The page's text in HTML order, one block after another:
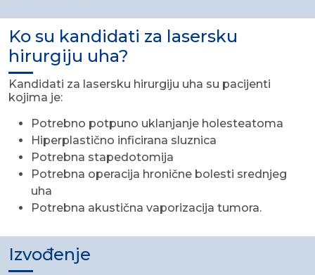
Ko su kandidati za lasersku
hirurgiju uha?
Kandidati za lasersku hirurgiju uha su pacijenti
kojima je:
Potrebno potpuno uklanjanje holesteatoma
Hiperplastično inficirana sluznica
Potrebna stapedotomija
Potrebna operacija hronične bolesti srednjeg
uha
Potrebna akustična vaporizacija tumora.
Izvođenje